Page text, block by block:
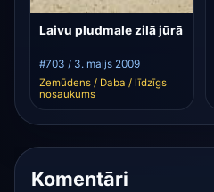
Laivu pludmale zilā jūrā
#703 / 3. maijs 2009
Zemūdens / Daba / līdzīgs
nosaukums
Komentāri